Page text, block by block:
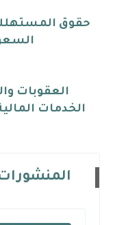
حقوق المستهلك
العقوبات
الخدمات